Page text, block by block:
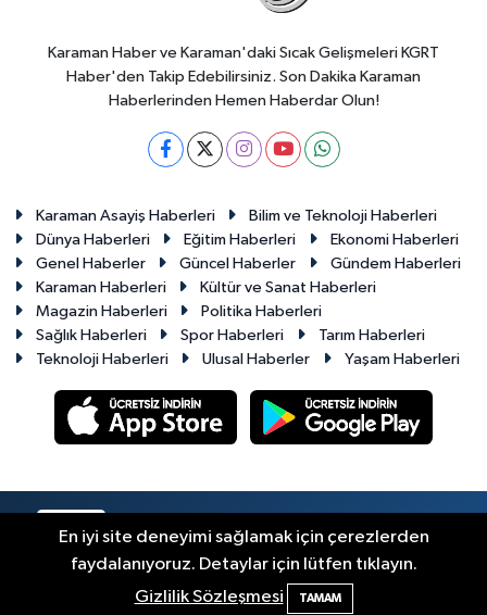
Karaman Haber ve Karaman'daki Sıcak Gelişmeleri KGRT
Haber'den Takip Edebilirsiniz. Son Dakika Karaman
Haberlerinden Hemen Haberdar Olun!
Karaman Asayiş Haberleri
Bilim ve Teknoloji Haberleri
Dünya Haberleri
Eğitim Haberleri
Ekonomi Haberleri
Genel Haberler
Güncel Haberler
Gündem Haberleri
Karaman Haberleri
Kültür ve Sanat Haberleri
Magazin Haberleri
Politika Haberleri
Sağlık Haberleri
Spor Haberleri
Tarım Haberleri
Teknoloji Haberleri
Ulusal Haberler Yaşam Haberleri
Haber Yazılımı:TE Bilişim
En iyi site deneyimi sağlamak için çerezlerden
faydalanıyoruz. Detaylar için lütfen tıklayın.
Gizlilik Sözleşmesi
TAMAM